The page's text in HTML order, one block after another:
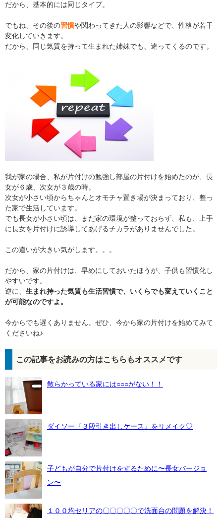
だから、基本的には同じタイプ。
でもね、その後の習慣や関わってきた人の影響などで、性格が若干
変化していきます。
だから、同じ気質を持って生まれた姉妹でも、違ってくるのです。
我が家の場合、私が片付けの勉強し部屋の片付けを始めたのが、長
女が６歳、次女が３歳の時。
次女が小さい頃からちゃんとオモチャ置き場が決まっており、整っ
た家で生活しています。
でも長女が小さい頃は、まだ家の環境が整っておらず、私も、上手
に長女を片付けに誘導してあげるチカラがありませんでした。
この違いが大きい気がします。。。
だから、家の片付けは、早めにしておいたほうが、子供も習慣化し
やすいです。
逆に、 生まれ持った気質も生活習慣で、いくらでも変えていくこと
が可能なのですよ。
今からでも遅くありません。ぜひ、今から家の片付けを始めてみて
くださいね♪
この記事をお読みの方はこちらもオススメです
散らかっている家には○○○がない！！
ダイソー『３段引き出しケース』をリメイク♡
子どもが自分で片付けをするために〜長女バージョ
ン〜
１００均セリアの〇〇〇〇〇で洗面台の問題を解決！